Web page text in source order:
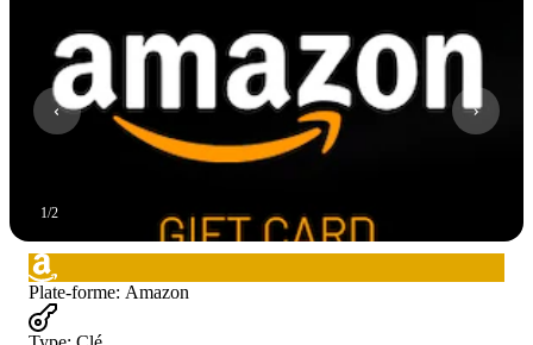
1/2
Plate-forme: Amazon